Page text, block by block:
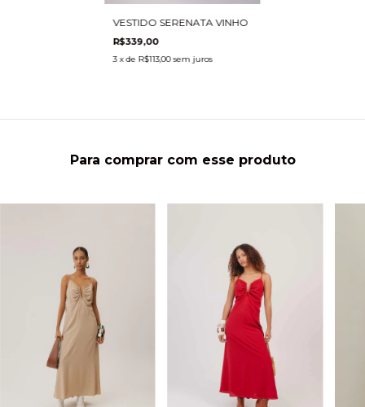
VESTIDO SERENATA VINHO
R$339,00
3 x de R$113,00 sem juros
Para comprar com esse produto